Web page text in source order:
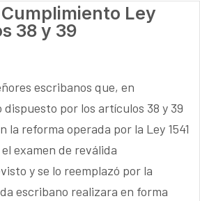
Ley
38 y 39
escribanos que, en
por los artículos 38 y 39
la reforma operada por la Ley 1541
examen de reválida
y se lo reemplazó por la
escribano realizara en forma